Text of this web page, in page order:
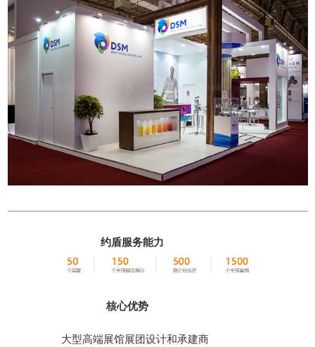
约盾服务能力
核心优势
大型高端展馆展团设计和承建商